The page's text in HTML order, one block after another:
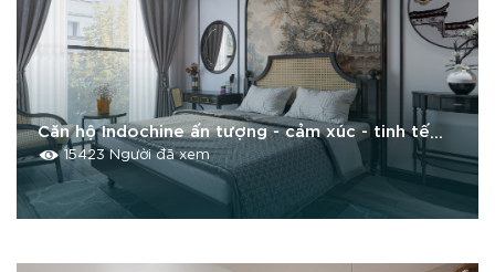
Căn hộ Indochine ấn tượng - cảm xúc - tinh tế
tại dự án Tonkin Tây Mỗ
15423 Người đã xem